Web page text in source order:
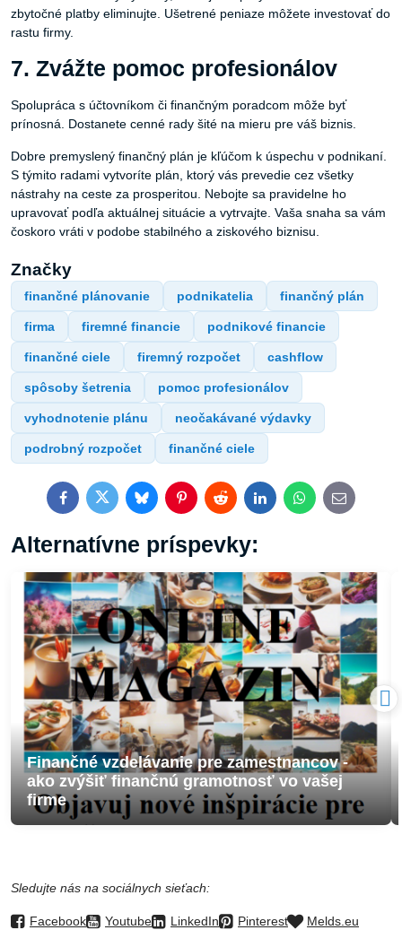
zbytočné platby eliminujte. Ušetrené peniaze môžete investovať do
rastu firmy.
7. Zvážte pomoc profesionálov
Spolupráca s účtovníkom či finančným poradcom môže byť
prínosná. Dostanete cenné rady šité na mieru pre váš biznis.
Dobre premyslený finančný plán je kľúčom k úspechu v podnikaní.
S týmito radami vytvoríte plán, ktorý vás prevedie cez všetky
nástrahy na ceste za prosperitou. Nebojte sa pravidelne ho
upravovať podľa aktuálnej situácie a vytrvajte. Vaša snaha sa vám
čoskoro vráti v podobe stabilného a ziskového biznisu.
Značky
finančné plánovanie podnikatelia finančný plán
firma firemné financie podnikové financie
finančné ciele firemný rozpočet cashflow
spôsoby šetrenia pomoc profesionálov
vyhodnotenie plánu neočakávané výdavky
podrobný rozpočet finančné ciele
FacebookTwitterBlueskyPinterestRedditLinkedInWhatsApp
E-
mail
Alternatívne príspevky:
Finančné vzdelávanie pre zamestnancov -
ako zvýšiť finančnú gramotnosť vo vašej
firme
Sledujte nás na sociálnych sieťach:
Facebook Youtube LinkedIn Pinterest
Melds.eu